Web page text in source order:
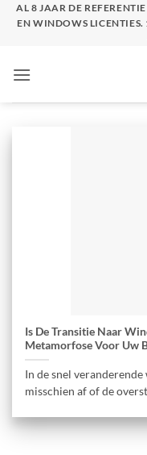
SkipAL 8 JAAR DE
EN WINDOWS
Is De Transitie Naar
Metamorfose Voor Uw
In de snel
misschien af of de